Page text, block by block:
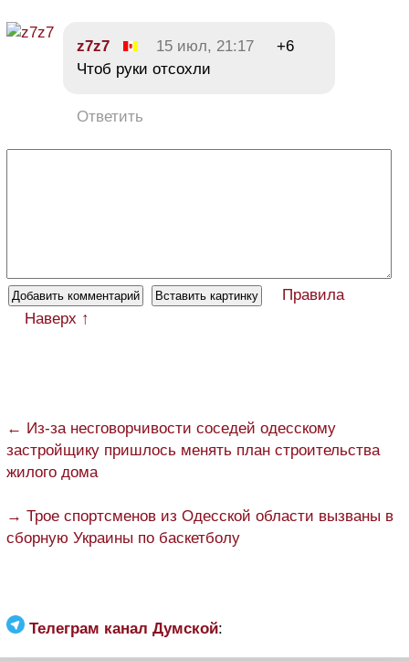
z7z7 15 июл, 21:17
+6
Чтоб руки отсохли
Ответить
Правила
Наверх ↑
← Из-за несговорчивости соседей одесскому
застройщику пришлось менять план строительства
жилого дома
→ Трое спортсменов из Одесской области вызваны в
сборную Украины по баскетболу
Телеграм канал Думской: